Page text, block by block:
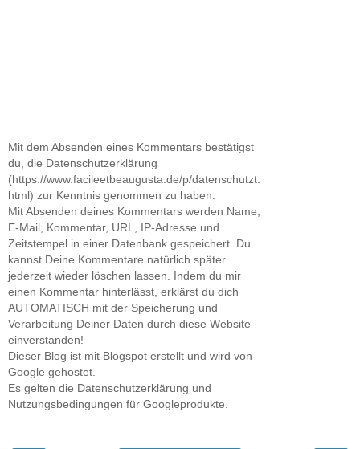
Mit dem Absenden eines Kommentars bestätigst
du, die Datenschutzerklärung
(https://www.facileetbeaugusta.de/p/datenschutzt.
html) zur Kenntnis genommen zu haben.
Mit Absenden deines Kommentars werden Name,
E-Mail, Kommentar, URL, IP-Adresse und
Zeitstempel in einer Datenbank gespeichert. Du
kannst Deine Kommentare natürlich später
jederzeit wieder löschen lassen. Indem du mir
einen Kommentar hinterlässt, erklärst du dich
AUTOMATISCH mit der Speicherung und
Verarbeitung Deiner Daten durch diese Website
einverstanden!
Dieser Blog ist mit Blogspot erstellt und wird von
Google gehostet.
Es gelten die Datenschutzerklärung und
Nutzungsbedingungen für Googleprodukte.